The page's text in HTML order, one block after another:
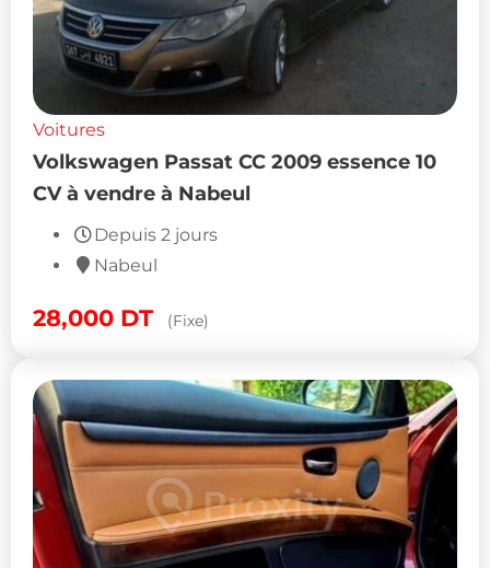
Voitures
Volkswagen Passat CC 2009 essence 10
CV à vendre à Nabeul
Depuis 2 jours
Nabeul
28,000 DT (Fixe)